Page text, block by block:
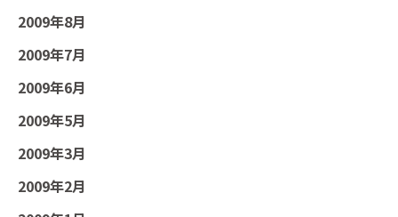
2009年8月
2009年7月
2009年6月
2009年5月
2009年3月
2009年2月